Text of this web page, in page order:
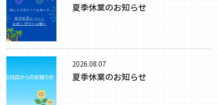
夏季休業のお知らせ
2026.08.07
夏季休業のお知らせ